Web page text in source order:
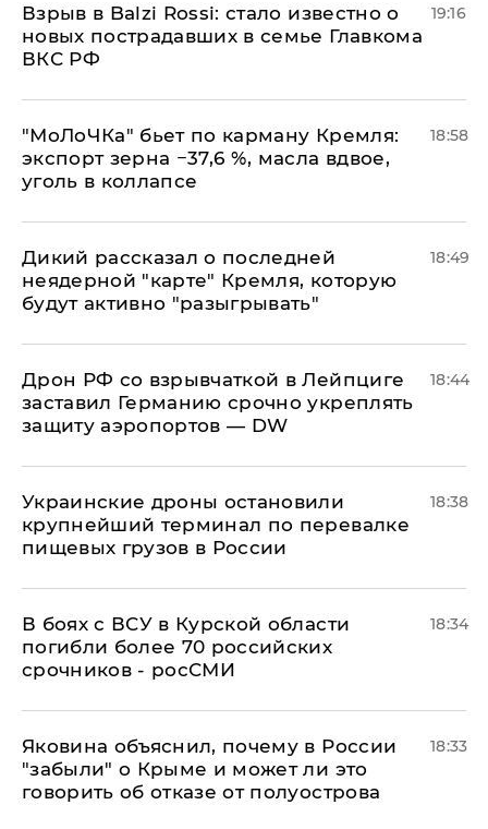
Взрыв в Balzi Rossi: стало известно о
новых пострадавших в семье Главкома
ВКС РФ
19:16
​"МоЛоЧКа" бьет по карману Кремля:
экспорт зерна −37,6 %, масла вдвое,
уголь в коллапсе
18:58
Дикий рассказал о последней
неядерной "карте" Кремля, которую
будут активно "разыгрывать"
18:49
​Дрон РФ со взрывчаткой в Лейпциге
заставил Германию срочно укреплять
защиту аэропортов — DW
18:44
Украинские дроны остановили
крупнейший терминал по перевалке
пищевых грузов в России
18:38
В боях с ВСУ в Курской области
погибли более 70 российских
срочников - росСМИ
18:34
Яковина объяснил, почему в России
"забыли" о Крыме и может ли это
говорить об отказе от полуострова
18:33